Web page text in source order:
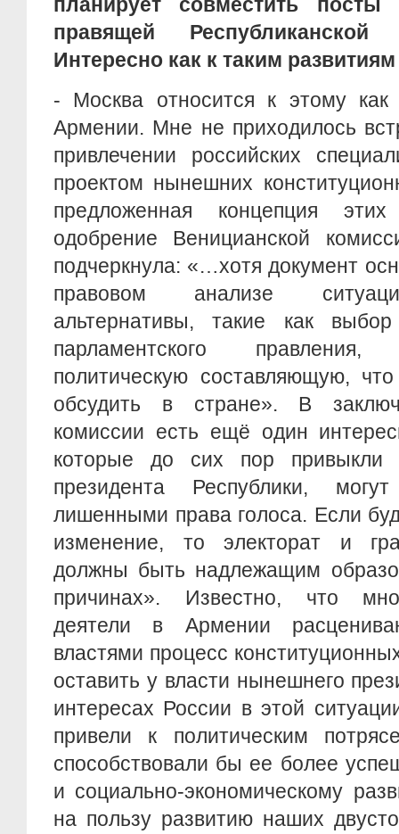
правящей
Интересно как к таким
- Москва относится к этому как
Армении. Мне не приходилось
привлечении российских
проектом нынешних
предложенная концепция
одобрение Веницианской
подчеркнула: «…хотя документ
правовом анализе
альтернативы, такие как
парламентского
политическую составляющую,
обсудить в стране». В
комиссии есть ещё один
которые до сих пор
президента Республики,
лишенными права голоса. Если
изменение, то электорат и
должны быть надлежащим
причинах». Известно, что
деятели в Армении
властями процесс
оставить у власти нынешнего
интересах России в этой
привели к политическим
способствовали бы ее более
и социально-экономическому
на пользу развитию наших